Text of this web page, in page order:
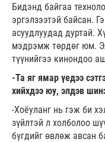
Бидэнд байгаа
эргэлзээтэй байсан.
асуудлуудад дуртай.
мэдрэмж төрдөг юм.
түүнийгээ кинондоо
-Та яг ямар үедээ
хийхдээ юу, элдэв
-Хоёуланг нь гэж би
зүйлтэй л холболоо
бүгдийг өвлөж авсан